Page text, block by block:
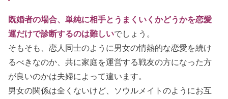
既婚者の場合、単純に相手とうまくいくかどうかを恋愛
運だけで診断するのは難しいでしょう。
そもそも、恋人同士のように男女の情熱的な恋愛を続け
るべきなのか、共に家庭を運営する戦友の方になった方
が良いのかは夫婦によって違います。
男女の関係は全くないけど、ソウルメイトのようにお互